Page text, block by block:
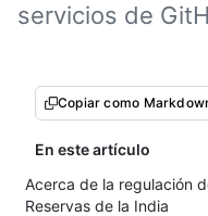
servicios de
Copiar como
En este artículo
Acerca de la regulación
Reservas de la India